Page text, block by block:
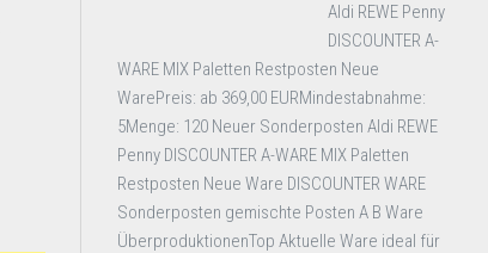
Aldi REWE Penny
DISCOUNTER A-
WARE MIX Paletten Restposten Neue
WarePreis: ab 369,00 EURMindestabnahme:
5Menge: 120 Neuer Sonderposten Aldi REWE
Penny DISCOUNTER A-WARE MIX Paletten
Restposten Neue Ware DISCOUNTER WARE
Sonderposten gemischte Posten A B Ware
ÜberproduktionenTop Aktuelle Ware ideal für